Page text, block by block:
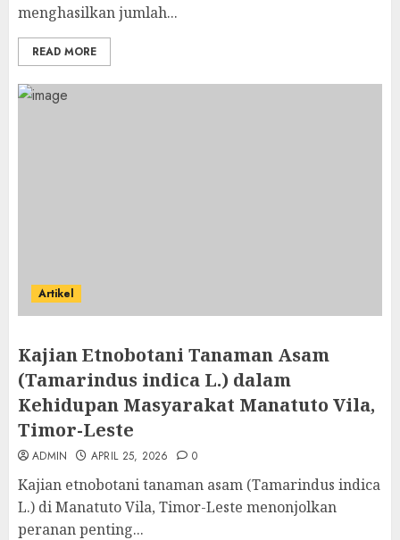
menghasilkan jumlah...
READ MORE
Artikel
Kajian Etnobotani Tanaman Asam
(Tamarindus indica L.) dalam
Kehidupan Masyarakat Manatuto Vila,
Timor-Leste
ADMIN APRIL 25, 2026 0
Kajian etnobotani tanaman asam (Tamarindus indica
L.) di Manatuto Vila, Timor-Leste menonjolkan
peranan penting...